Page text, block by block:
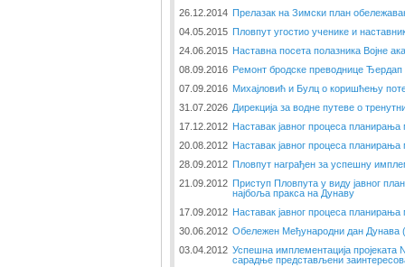
26.12.2014 Прелазак на Зимски план
04.05.2015 Пловпут угостио ученике и
24.06.2015 Наставна посета полазника Војне
08.09.2016 Ремонт бродске преводнице Ђердап
07.09.2016 Михајловић и Булц о коришћењу
31.07.2026 Дирекција за водне путеве о
17.12.2012 Наставак јавног процеса
20.08.2012 Наставак јавног процеса
28.09.2012 Пловпут награђен за успешну
21.09.2012 Приступ Пловпута у виду јавног
најбоља пракса на Дунаву
17.09.2012 Наставак јавног процеса
30.06.2012 Обележен Међународни дан Дунава
03.04.2012 Успешна имплементација пројеката
сарадње представљени